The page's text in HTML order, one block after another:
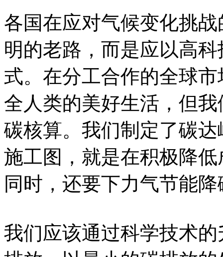
各国在应对气候变化挑
明的老路，而是应以高
式。在分工合作的全球
全人类的美好生活，但
碳核算。我们制定了碳达
施工图，就是在积极降
同时，还要下力气节能
我们应该通过科学技术